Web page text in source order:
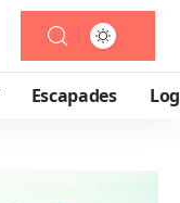
Escapades